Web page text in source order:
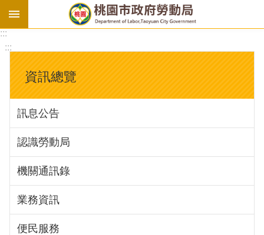
基
法
勞
資
會
庇
護
工
場
進
:::
:::
資訊總覽
訊息公告
認識勞動局
機關通訊錄
業務資訊
便民服務